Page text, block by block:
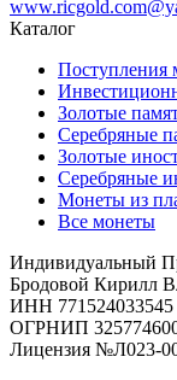
Каталог
Поступления
Золотые
Серебряные
Золотые
Серебряные
Монеты из
Все монеты
Индивидуальный
Бродовой Кирилл
ИНН 771524033545
ОГРНИП
Лицензия №Л023-